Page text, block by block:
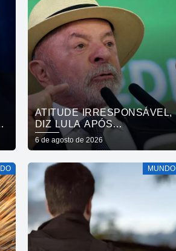
ATITUDE IRRESPONSÁVEL,
DIZ LULA APÓS
REVOGAÇÃO DE VISTO DE
EMBAIXADORA
6 de agosto de 2026
MUNDO